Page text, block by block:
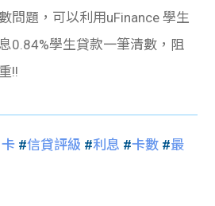
問題，可以利用uFinance 學生
0.84%學生貸款一筆清數，阻
!!
#信貸評級 #利息 #卡數 #最